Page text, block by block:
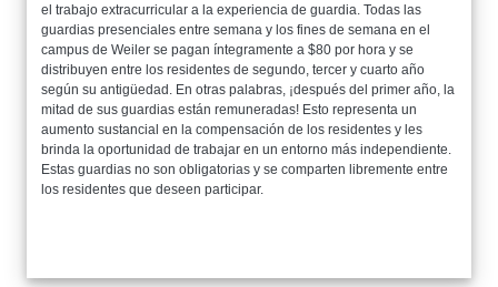
el trabajo extracurricular a la experiencia de guardia. Todas las
guardias presenciales entre semana y los fines de semana en el
campus de Weiler se pagan íntegramente a $80 por hora y se
distribuyen entre los residentes de segundo, tercer y cuarto año
según su antigüedad. En otras palabras, ¡después del primer año, la
mitad de sus guardias están remuneradas! Esto representa un
aumento sustancial en la compensación de los residentes y les
brinda la oportunidad de trabajar en un entorno más independiente.
Estas guardias no son obligatorias y se comparten libremente entre
los residentes que deseen participar.